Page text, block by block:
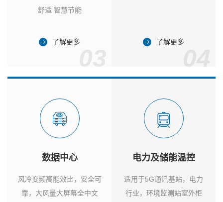
舒适 智慧节能
了解更多 了解更多
数据中心
风冷变频高能效比，安全可
靠，大风量大屏幕全中文
电力及储能温控
适用于5G通讯基站，电力
行业，环境监测站室外柜